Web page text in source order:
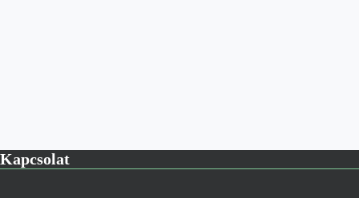
Kapcsolat